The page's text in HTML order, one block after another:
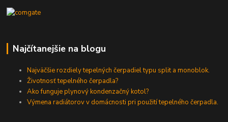
Najčítanejšie na blogu
Najväčšie rozdiely tepelných čerpadiel typu split a monoblok.
Životnosť tepelného čerpadla?
Ako funguje plynový kondenzačný kotol?
Výmena radiátorov v domácnosti pri použití tepelného čerpadla.